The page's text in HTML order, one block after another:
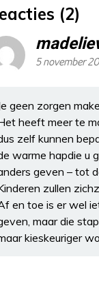
(2)
5 november
geen zorgen
heeft meer te
zelf kunnen
warme hapdie u
geven – tot
zullen
en toe is er wel
maar die
kieskeuriger